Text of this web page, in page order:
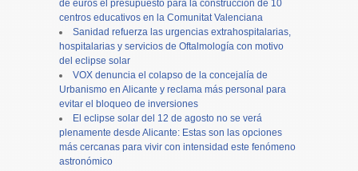
de euros el presupuesto para la construcción de 10
centros educativos en la Comunitat Valenciana
Sanidad refuerza las urgencias extrahospitalarias,
hospitalarias y servicios de Oftalmología con motivo
del eclipse solar
VOX denuncia el colapso de la concejalía de
Urbanismo en Alicante y reclama más personal para
evitar el bloqueo de inversiones
El eclipse solar del 12 de agosto no se verá
plenamente desde Alicante: Estas son las opciones
más cercanas para vivir con intensidad este fenómeno
astronómico